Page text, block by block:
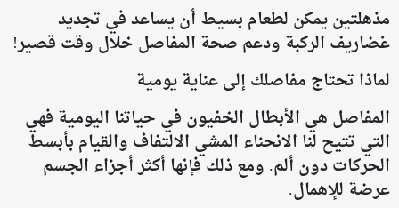
مذهلتين يمكن لطعام بسيط أن يساعد في تجديد
غضاريف الركبة ودعم صحة المفاصل خلال وقت قصير!
لماذا تحتاج مفاصلك إلى عناية يومية
المفاصل هي الأبطال الخفيون في حياتنا اليومية فهي
التي تتيح لنا الانحناء المشي الالتفاف والقيام بأبسط
الحركات دون ألم. ومع ذلك فإنها أكثر أجزاء الجسم
عرضة للإهمال.